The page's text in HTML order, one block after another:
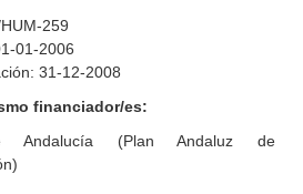
259
01-2006
31-12-2008
financiador/es:
Andalucía (Plan Andaluz de